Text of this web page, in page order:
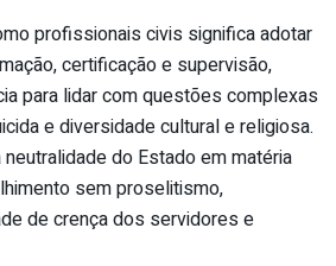
profissionais civis significa adotar
certificação e supervisão,
para lidar com questões complexas
e diversidade cultural e religiosa.
do Estado em matéria
sem proselitismo,
de crença dos servidores e